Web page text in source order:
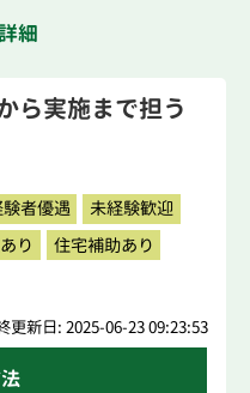
細
ら実施まで担う
者優遇
未経験歓迎
り
住宅補助あり
更新日: 2025-06-23 09:23:53